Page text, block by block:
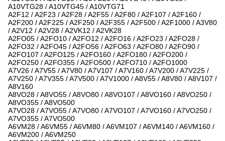
A10VTG28 / A10VTG45 / A10VTG71
A2F12 / A2F23 / A2F28 / A2F55 / A2F80 / A2F107 / A2F160 /
A2F200 / A2F225 / A2F250 / A2F355 / A2F500 / A2F1000 / A3V80
/ A2V12 / A2V28 / A2VK12 / A2VK28
A2FO05 / A2FO10 / A2FO12 / A2FO16 / A2FO23 / A2FO28 /
A2FO32 / A2FO45 / A2FO56 / A2FO63 / A2FO80 / A2FO90 /
A2FO107 / A2FO125 / A2FO160 / A2FO180 / A2FO200 /
A2FO250 / A2FO355 / A2FO500 / A2FO710 / A2FO1000
A7V26 / A7V55 / A7V80 / A7V107 / A7V160 / A7V200 / A7V225 /
A7V250 / A7V355 / A7V500 / A7V1000 / A8V55 / A8V80 / A8V107 /
A8V160
A8VO28 / A8VO55 / A8VO80 / A8VO107 / A8VO160 / A8VO250 /
A8VO355 / A8VO500
A7VO28 / A7VO55 / A7VO80 / A7VO107 / A7VO160 / A7VO250 /
A7VO355 / A7VO500
A6VM28 / A6VM55 / A6VM80 / A6VM107 / A6VM140 / A6VM160 /
A6VM200 / A6VM250